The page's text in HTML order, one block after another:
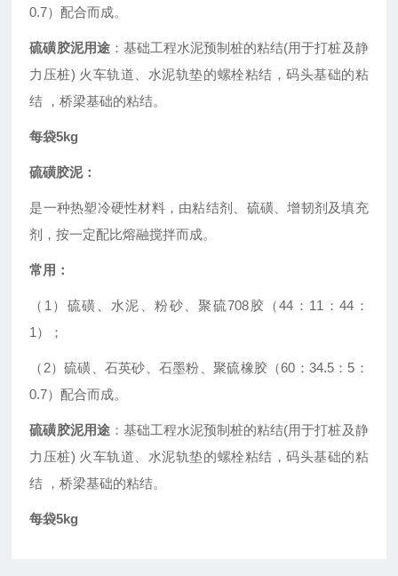
0.7）配合而成。
硫磺胶泥用途： 基础工程水泥预制桩的粘结(用于打桩及静
力压桩) 火车轨道、水泥轨垫的螺栓粘结，码头基础的粘
结 ，桥梁基础的粘结。
每袋5kg
硫磺胶泥：
是一种热塑冷硬性材料，由粘结剂、硫磺、增韧剂及填充
剂，按一定配比熔融搅拌而成。
常用：
（1）硫磺、水泥、粉砂、聚硫708胶（44：11：44：
1）；
（2）硫磺、石英砂、石墨粉、聚硫橡胶（60：34.5：5：
0.7）配合而成。
硫磺胶泥用途： 基础工程水泥预制桩的粘结(用于打桩及静
力压桩) 火车轨道、水泥轨垫的螺栓粘结，码头基础的粘
结 ，桥梁基础的粘结。
每袋5kg